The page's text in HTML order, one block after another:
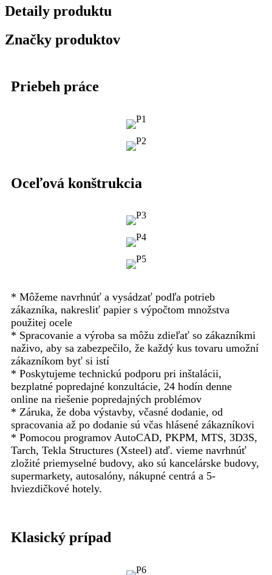
Detaily produktu
Značky produktov
Priebeh práce
Oceľová konštrukcia
* Môžeme navrhnúť a vysádzať podľa potrieb
zákazníka, nakresliť papier s výpočtom množstva
použitej ocele
* Spracovanie a výroba sa môžu zdieľať so zákazníkmi
naživo, aby sa zabezpečilo, že každý kus tovaru umožní
zákazníkom byť si istí
* Poskytujeme technickú podporu pri inštalácii,
bezplatné popredajné konzultácie, 24 hodín denne
online na riešenie popredajných problémov
* Záruka, že doba výstavby, včasné dodanie, od
spracovania až po dodanie sú včas hlásené zákazníkovi
* Pomocou programov AutoCAD, PKPM, MTS, 3D3S,
Tarch, Tekla Structures (Xsteel) atď. vieme navrhnúť
zložité priemyselné budovy, ako sú kancelárske budovy,
supermarkety, autosalóny, nákupné centrá a 5-
hviezdičkové hotely.
Klasický prípad